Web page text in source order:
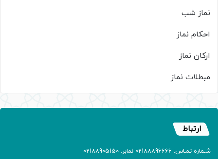
نماز شب
احکام نماز
ارکان نماز
مبطلات نماز
ارتباط
شـماره تمـاس: 02188896666 نمابر: 02188905150